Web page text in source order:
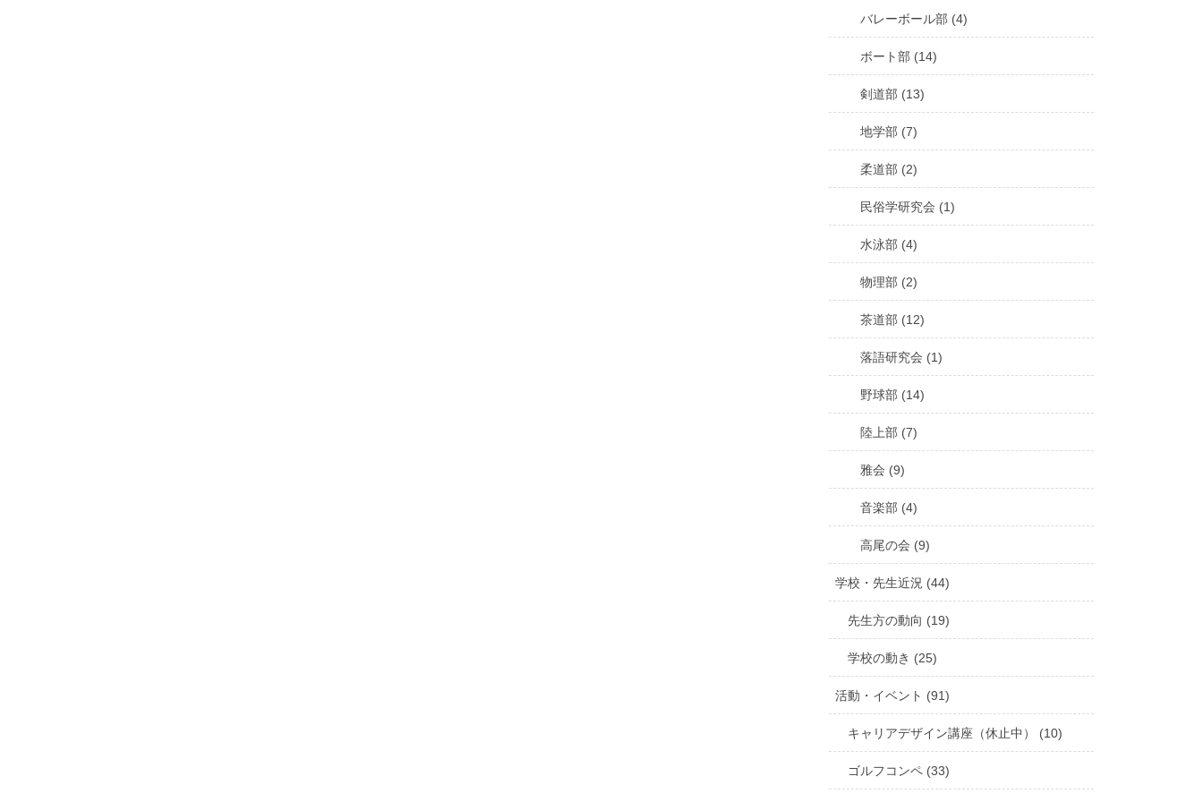
バレーボール部 (4)
ボート部 (14)
剣道部 (13)
地学部 (7)
柔道部 (2)
民俗学研究会 (1)
水泳部 (4)
物理部 (2)
茶道部 (12)
落語研究会 (1)
野球部 (14)
陸上部 (7)
雅会 (9)
音楽部 (4)
高尾の会 (9)
学校・先生近況 (44)
先生方の動向 (19)
学校の動き (25)
活動・イベント (91)
キャリアデザイン講座（休止中） (10)
ゴルフコンペ (33)